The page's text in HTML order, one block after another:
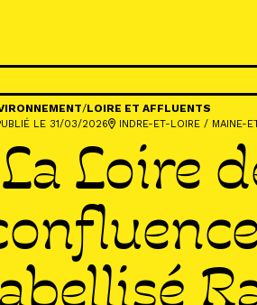
/LOIRE ET AFFLUENTS
LE 31/03/2026 INDRE-ET-LOIRE/ MAINE-
Loire